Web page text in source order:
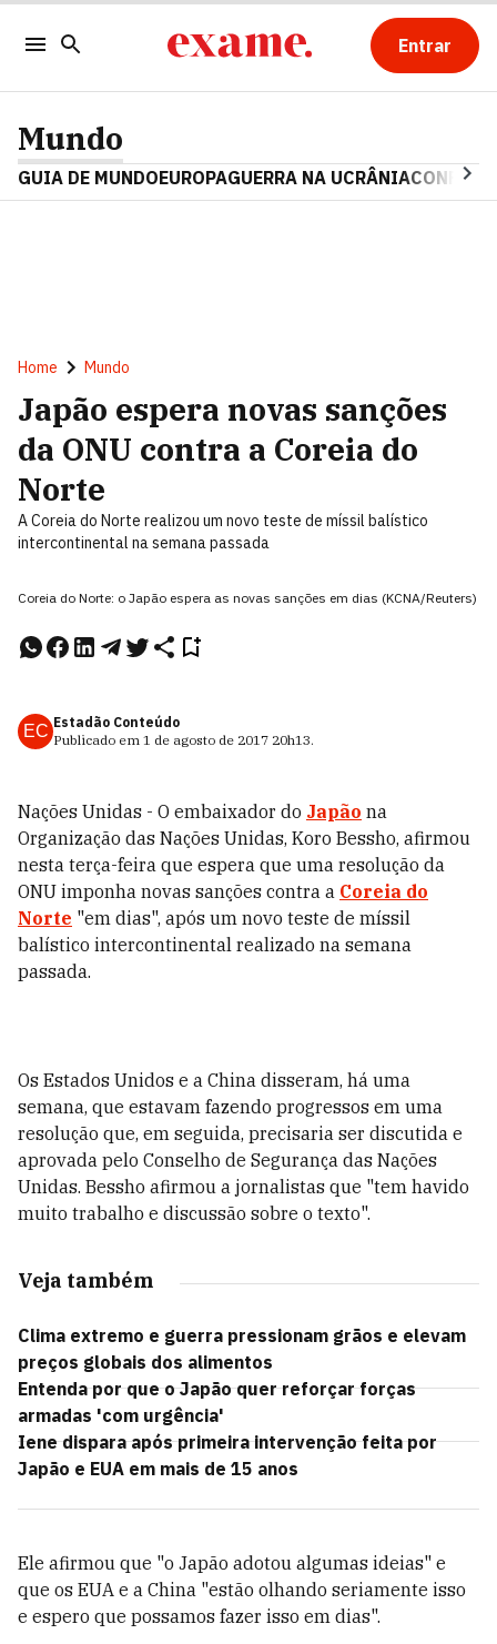
Entrar
Mundo
GUIA DE MUNDOEUROPAGUERRA NA UCRÂNIA
Home Mundo
Japão espera novas sanções
da ONU contra a Coreia do
Norte
A Coreia do Norte realizou um novo teste de míssil balístico
intercontinental na semana passada
Coreia do Norte: o Japão espera as novas sanções em dias (KCNA/Reuters)
EC Estadão Conteúdo
Publicado em 1 de agosto de 2017 20h13.
Nações Unidas - O embaixador do Japão na
Organização das Nações Unidas, Koro Bessho, afirmou
nesta terça-feira que espera que uma resolução da
ONU imponha novas sanções contra a Coreia do
Norte "em dias", após um novo teste de míssil
balístico intercontinental realizado na semana
passada.
Os Estados Unidos e a China disseram, há uma
semana, que estavam fazendo progressos em uma
resolução que, em seguida, precisaria ser discutida e
aprovada pelo Conselho de Segurança das Nações
Unidas. Bessho afirmou a jornalistas que "tem havido
muito trabalho e discussão sobre o texto".
Veja também
Clima extremo e guerra pressionam grãos e elevam
preços globais dos alimentos
Entenda por que o Japão quer reforçar forças
armadas 'com urgência'
Iene dispara após primeira intervenção feita por
Japão e EUA em mais de 15 anos
Ele afirmou que "o Japão adotou algumas ideias" e
que os EUA e a China "estão olhando seriamente isso
e espero que possamos fazer isso em dias".